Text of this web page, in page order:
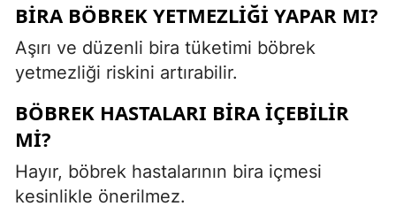
BIRA BÖBREK YETMEZLIĞI YAPAR MI?
Aşırı ve düzenli bira tüketimi böbrek
yetmezliği riskini artırabilir.
BÖBREK HASTALARI BIRA IÇEBILIR
MI?
Hayır, böbrek hastalarının bira içmesi
kesinlikle önerilmez.